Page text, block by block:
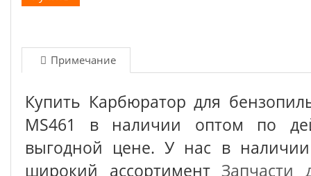
Примечание
Купить Карбюратор для
MS461 в наличии оптом по
выгодной цене. У нас в
широкий ассортимент Запчасти